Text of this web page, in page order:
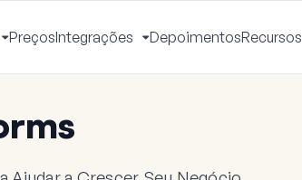
Alternar
Menu
PreçosIntegrações
Alternar
Menu
DepoimentosRecursos